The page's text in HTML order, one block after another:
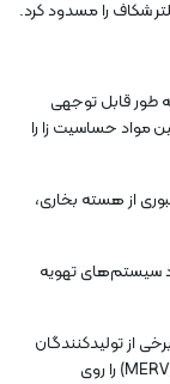
شکاف را مسدود کرد.
طور قابل توجهی
مواد حساسیت زا را
از هسته بخاری،
سیستم‌های تهویه
از تولیدکنندگان
فیلتر هوای کابین، رتبه‌بندی فیلتر حداقل گزارش کارایی (MERV) را روی